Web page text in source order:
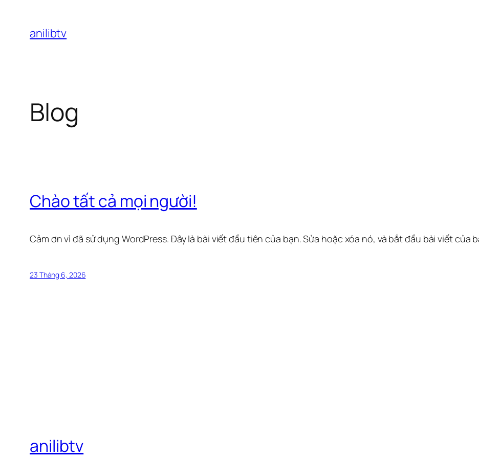
anilibtv
Blog
Chào tất cả mọi người!
Cảm ơn vì đã sử dụng WordPress. Đây là bài viết đầu tiên của bạn. Sửa hoặc xóa nó, và bắt đầu bài viết của
23 Tháng 6, 2026
anilibtv